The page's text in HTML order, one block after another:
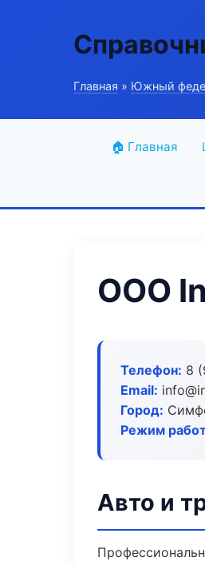
Главная » Южный
🏠 Главная
ООО
Телефон: 8
Email:
Город:
Режим
Авто и